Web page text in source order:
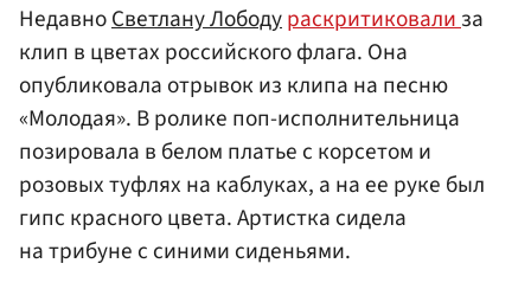
НедавноСветлану Лободураскритиковализа
клип в цветах российского флага. Она
опубликовала отрывок из клипа на песню
«Молодая». В ролике поп-исполнительница
позировала в белом платье с корсетом и
розовых туфлях на каблуках, а на ее руке был
гипс красного цвета. Артистка сидела
на трибуне с синими сиденьями.